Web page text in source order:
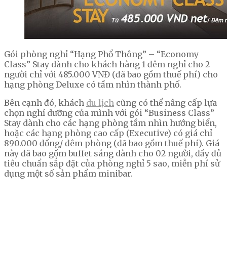
Gói phòng nghỉ “Hạng Phổ Thông” – “Economy
Class” Stay dành cho khách hàng 1 đêm nghỉ cho 2
người chỉ với 485.000 VNĐ (đã bao gồm thuế phí) cho
hạng phòng Deluxe có tầm nhìn thành phố.
Bên cạnh đó, khách du lịch cũng có thể nâng cấp lựa
chọn nghỉ dưỡng của mình với gói “Business Class”
Stay dành cho các hạng phòng tầm nhìn hướng biển,
hoặc các hạng phòng cao cấp (Executive) có giá chỉ
890.000 đồng/ đêm phòng (đã bao gồm thuế phí). Giá
này đã bao gồm buffet sáng dành cho 02 người, đầy đủ
tiêu chuẩn sắp đặt của phòng nghỉ 5 sao, miễn phí sử
dụng một số sản phẩm minibar.